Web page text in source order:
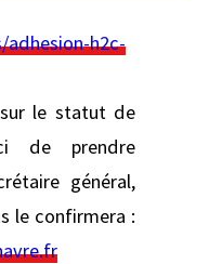
adhesion-h2c-
le statut de
de prendre
général,
le confirmera :